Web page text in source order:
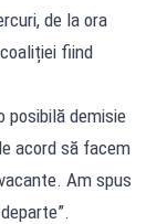
de la ora
fiind
posibilă demisie
acord să facem
Am spus